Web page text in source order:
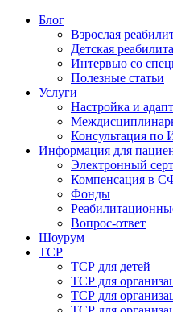
Блог
Взрослая
Детская
Интервью со
Полезные статьи
Услуги
Настройка и
Консультация по
Информация для
Электронный
Компенсация в
Фонды
Вопрос-ответ
Шоурум
ТСР
ТСР для детей
ТСР для
ТСР для